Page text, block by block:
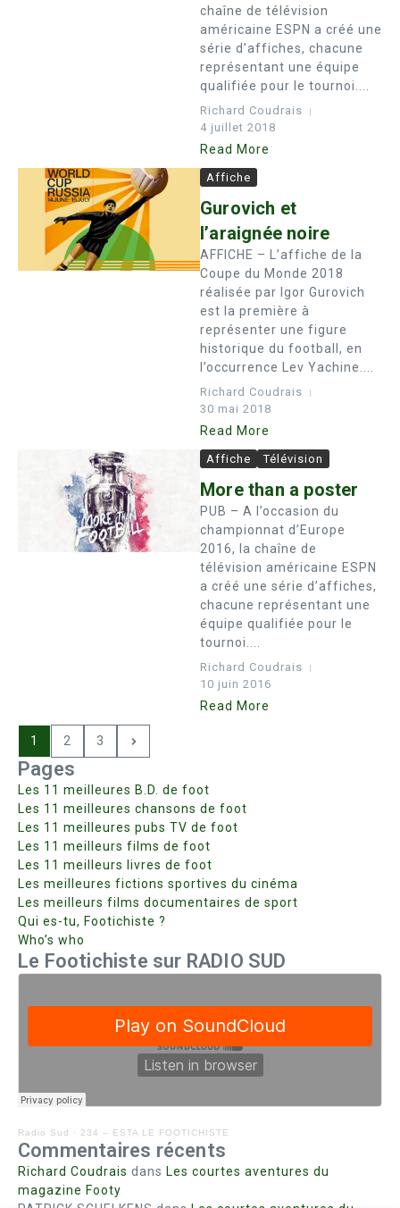
chaîne de télévision
américaine ESPN a créé une
série d’affiches, chacune
représentant une équipe
qualifiée pour le tournoi....
Richard Coudrais
4 juillet 2018
Read More
Affiche
Gurovich et
l’araignée noire
AFFICHE – L’affiche de la
Coupe du Monde 2018
réalisée par Igor Gurovich
est la première à
représenter une figure
historique du football, en
l’occurrence Lev Yachine....
Richard Coudrais
30 mai 2018
Read More
Affiche Télévision
More than a poster
PUB – A l’occasion du
championnat d’Europe
2016, la chaîne de
télévision américaine ESPN
a créé une série d’affiches,
chacune représentant une
équipe qualifiée pour le
tournoi....
Richard Coudrais
10 juin 2016
Read More
1 2 3
Pages
Les 11 meilleures B.D. de foot
Les 11 meilleures chansons de foot
Les 11 meilleures pubs TV de foot
Les 11 meilleurs films de foot
Les 11 meilleurs livres de foot
Les meilleures fictions sportives du cinéma
Les meilleurs films documentaires de sport
Qui es-tu, Footichiste ?
Who’s who
Le Footichiste sur RADIO SUD
Radio Sud · 234 – ESTA LE FOOTICHISTE
Commentaires récents
Richard Coudrais dans Les courtes aventures du
magazine Footy